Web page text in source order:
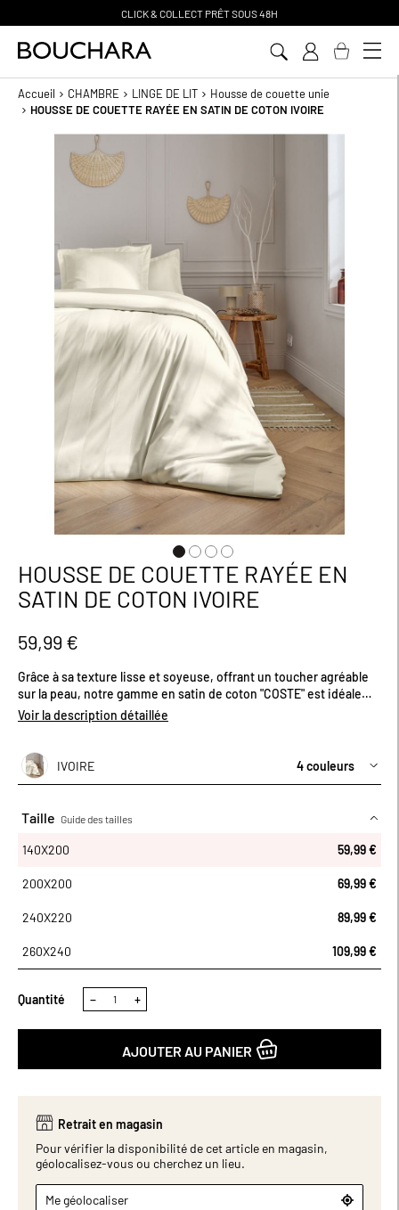
CLICK & COLLECT PRÊT SOUS 48H
Accueil CHAMBRE LINGE DE LIT
Housse de couette unie
HOUSSE DE COUETTE RAYÉE EN SATIN DE COTON IVOIRE
galerie
d’images
Passer
au
début
la
Galerie
d’images
HOUSSE DE COUETTE RAYÉE EN
SATIN DE COTON IVOIRE
59,99 €
Grâce à sa texture lisse et soyeuse, offrant un toucher agréable
sur la peau, notre gamme en satin de coton "COSTE" est idéale
pour une nuit de sommeil confortable. Confectionnée en coton
peigné de haute qualité, la housse de couette offre une douceur
Son aspect brillant et élégant, et ses grandes rayures jacquard
ton sur ton apportent une touche de sophistication à votre
finition à rabat (forme bouteille) permet à la housse de couette de
Voir la description détaillée
IVOIRE 4 couleurs
Taille Guide des tailles
140X200 59,99 €
200X200 69,99 €
240X220 89,99 €
260X240 109,99 €
Quantité − +
AJOUTER AU PANIER
Retrait en magasin
Pour vérifier la disponibilité de cet article en magasin,
géolocalisez-vous ou cherchez un lieu.
Me géolocaliser